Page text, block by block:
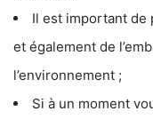
Il est important de
et également de
l’environnement ;
Si à un moment